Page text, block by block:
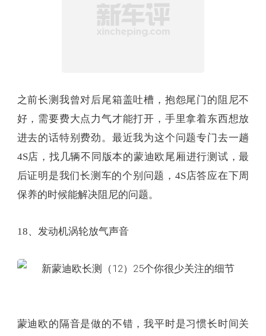
之前长测我曾对后尾箱盖吐槽，抱怨尾门的阻尼不
好，需要费大点力气才能打开，手里拿着东西想放
进去的话特别费劲。最近我为这个问题专门去一趟
4S店，找几辆不同版本的蒙迪欧尾厢进行测试，最
后证明是我们长测车的个别问题，4S店答应在下周
保养的时候能解决阻尼的问题。
18、发动机涡轮放气声音
蒙迪欧的隔音是做的不错，我平时是习惯长时间关